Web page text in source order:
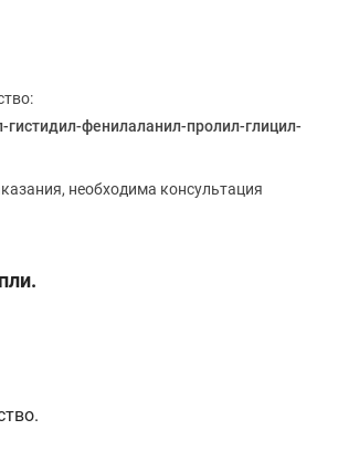
гистидил-фенилаланил-пролил-глицил-
необходима консультация